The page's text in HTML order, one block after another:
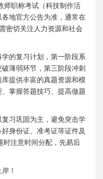
师职称考试（科技制作活
地官方公告为准，通常在
密切关注人力资源和社会
学的复习计划，第一阶段系
薄弱环节，第三阶段冲刺
提供丰富的真题资源和模
掌握答题技巧、提高做题
复习巩固为主，避免突击学
身份证、准考证等证件及
时注意时间分配，先易后
！